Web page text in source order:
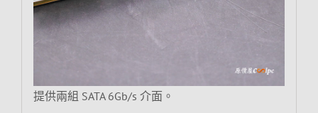
提供兩組 SATA 6Gb/s 介面。